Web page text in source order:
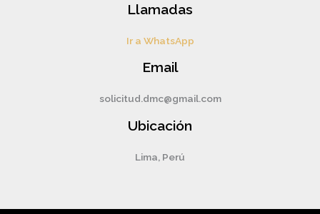
Llamadas
Ir a WhatsApp
Email
solicitud.dmc@gmail.com
Ubicación
Lima, Perú